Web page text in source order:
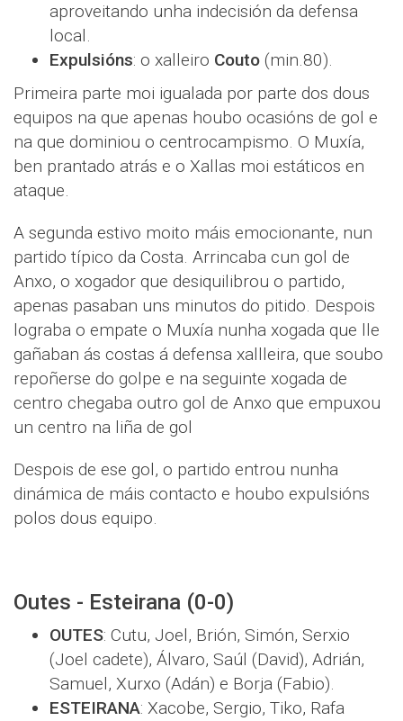
aproveitando unha indecisión da defensa
local.
Expulsións: o xalleiro Couto (min.80).
Primeira parte moi igualada por parte dos dous
equipos na que apenas houbo ocasións de gol e
na que dominiou o centrocampismo. O Muxía,
ben prantado atrás e o Xallas moi estáticos en
ataque.
A segunda estivo moito máis emocionante, nun
partido típico da Costa. Arrincaba cun gol de
Anxo, o xogador que desiquilibrou o partido,
apenas pasaban uns minutos do pitido. Despois
lograba o empate o Muxía nunha xogada que lle
gañaban ás costas á defensa xallleira, que soubo
repoñerse do golpe e na seguinte xogada de
centro chegaba outro gol de Anxo que empuxou
un centro na liña de gol
Despois de ese gol, o partido entrou nunha
dinámica de máis contacto e houbo expulsións
polos dous equipo.
Outes - Esteirana (0-0)
OUTES: Cutu, Joel, Brión, Simón, Serxio
(Joel cadete), Álvaro, Saúl (David), Adrián,
Samuel, Xurxo (Adán) e Borja (Fabio).
ESTEIRANA: Xacobe, Sergio, Tiko, Rafa